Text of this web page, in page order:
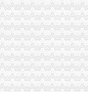
主页
上市的律师工作报告
事,7名牌的
营部
,公司注册服务-
可证更正规-广州爱